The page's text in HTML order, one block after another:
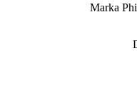
Marka